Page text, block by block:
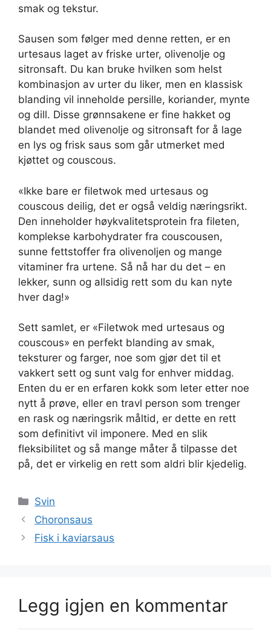
smak og tekstur.
Sausen som følger med denne retten, er en
urtesaus laget av friske urter, olivenolje og
sitronsaft. Du kan bruke hvilken som helst
kombinasjon av urter du liker, men en klassisk
blanding vil inneholde persille, koriander, mynte
og dill. Disse grønnsakene er fine hakket og
blandet med olivenolje og sitronsaft for å lage
en lys og frisk saus som går utmerket med
kjøttet og couscous.
«Ikke bare er filetwok med urtesaus og
couscous deilig, det er også veldig næringsrikt.
Den inneholder høykvalitetsprotein fra fileten,
komplekse karbohydrater fra couscousen,
sunne fettstoffer fra olivenoljen og mange
vitaminer fra urtene. Så nå har du det – en
lekker, sunn og allsidig rett som du kan nyte
hver dag!»
Sett samlet, er «Filetwok med urtesaus og
couscous» en perfekt blanding av smak,
teksturer og farger, noe som gjør det til et
vakkert sett og sunt valg for enhver middag.
Enten du er en erfaren kokk som leter etter noe
nytt å prøve, eller en travl person som trenger
en rask og næringsrik måltid, er dette en rett
som definitivt vil imponere. Med en slik
fleksibilitet og så mange måter å tilpasse det
på, det er virkelig en rett som aldri blir kjedelig.
Kategorier
Svin
Choronsaus
Fisk i kaviarsaus
Legg igjen en kommentar